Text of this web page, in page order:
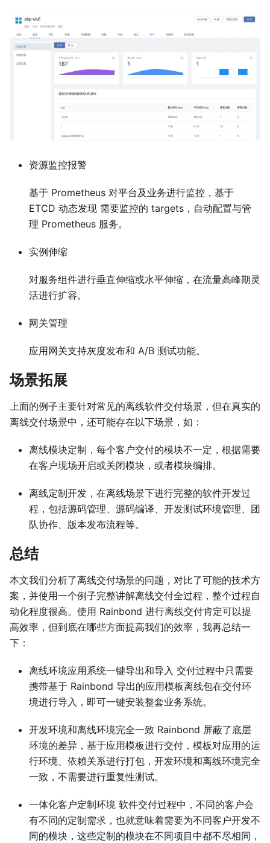
资源监控报警
基于 Prometheus 对平台及业务进行监控，基于
ETCD 动态发现 需要监控的 targets，自动配置与管
理 Prometheus 服务。
实例伸缩
对服务组件进行垂直伸缩或水平伸缩，在流量高峰期灵
活进行扩容。
网关管理
应用网关支持灰度发布和 A/B 测试功能。
场景拓展
上面的例子主要针对常见的离线软件交付场景，但在真实的
离线交付场景中，还可能存在以下场景，如：
离线模块定制，每个客户交付的模块不一定，根据需要
在客户现场开启或关闭模块，或者模块编排。
离线定制开发，在离线场景下进行完整的软件开发过
程，包括源码管理、源码编译、开发测试环境管理、团
队协作、版本发布流程等。
总结
本文我们分析了离线交付场景的问题，对比了可能的技术方
案，并使用一个例子完整讲解离线交付全过程，整个过程自
动化程度很高。使用 Rainbond 进行离线交付肯定可以提
高效率，但到底在哪些方面提高我们的效率，我再总结一
下：
离线环境应用系统一键导出和导入 交付过程中只需要
携带基于 Rainbond 导出的应用模板离线包在交付环
境进行导入，即可一键安装整套业务系统。
开发环境和离线环境完全一致 Rainbond 屏蔽了底层
环境的差异，基于应用模板进行交付，模板对应用的运
行环境、依赖关系进行打包，开发环境和离线环境完全
一致，不需要进行重复性测试。
一体化客户定制环境 软件交付过程中，不同的客户会
有不同的定制需求，也就意味着需要为不同客户开发不
同的模块，这些定制的模块在不同项目中都不尽相同，